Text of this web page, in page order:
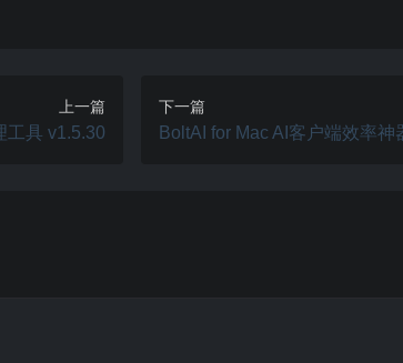
上一篇
工具 v1.5.30
下一篇
BoltAI for Mac AI客户端效率